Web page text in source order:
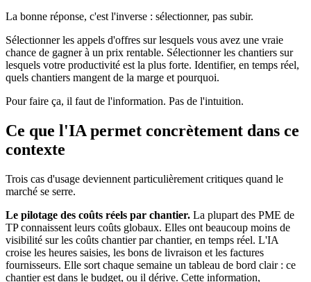
La bonne réponse, c'est l'inverse : sélectionner, pas subir.
Sélectionner les appels d'offres sur lesquels vous avez une vraie
chance de gagner à un prix rentable. Sélectionner les chantiers sur
lesquels votre productivité est la plus forte. Identifier, en temps réel,
quels chantiers mangent de la marge et pourquoi.
Pour faire ça, il faut de l'information. Pas de l'intuition.
Ce que l'IA permet concrètement dans ce
contexte
Trois cas d'usage deviennent particulièrement critiques quand le
marché se serre.
Le pilotage des coûts réels par chantier. La plupart des PME de
TP connaissent leurs coûts globaux. Elles ont beaucoup moins de
visibilité sur les coûts chantier par chantier, en temps réel. L'IA
croise les heures saisies, les bons de livraison et les factures
fournisseurs. Elle sort chaque semaine un tableau de bord clair : ce
chantier est dans le budget, ou il dérive. Cette information,